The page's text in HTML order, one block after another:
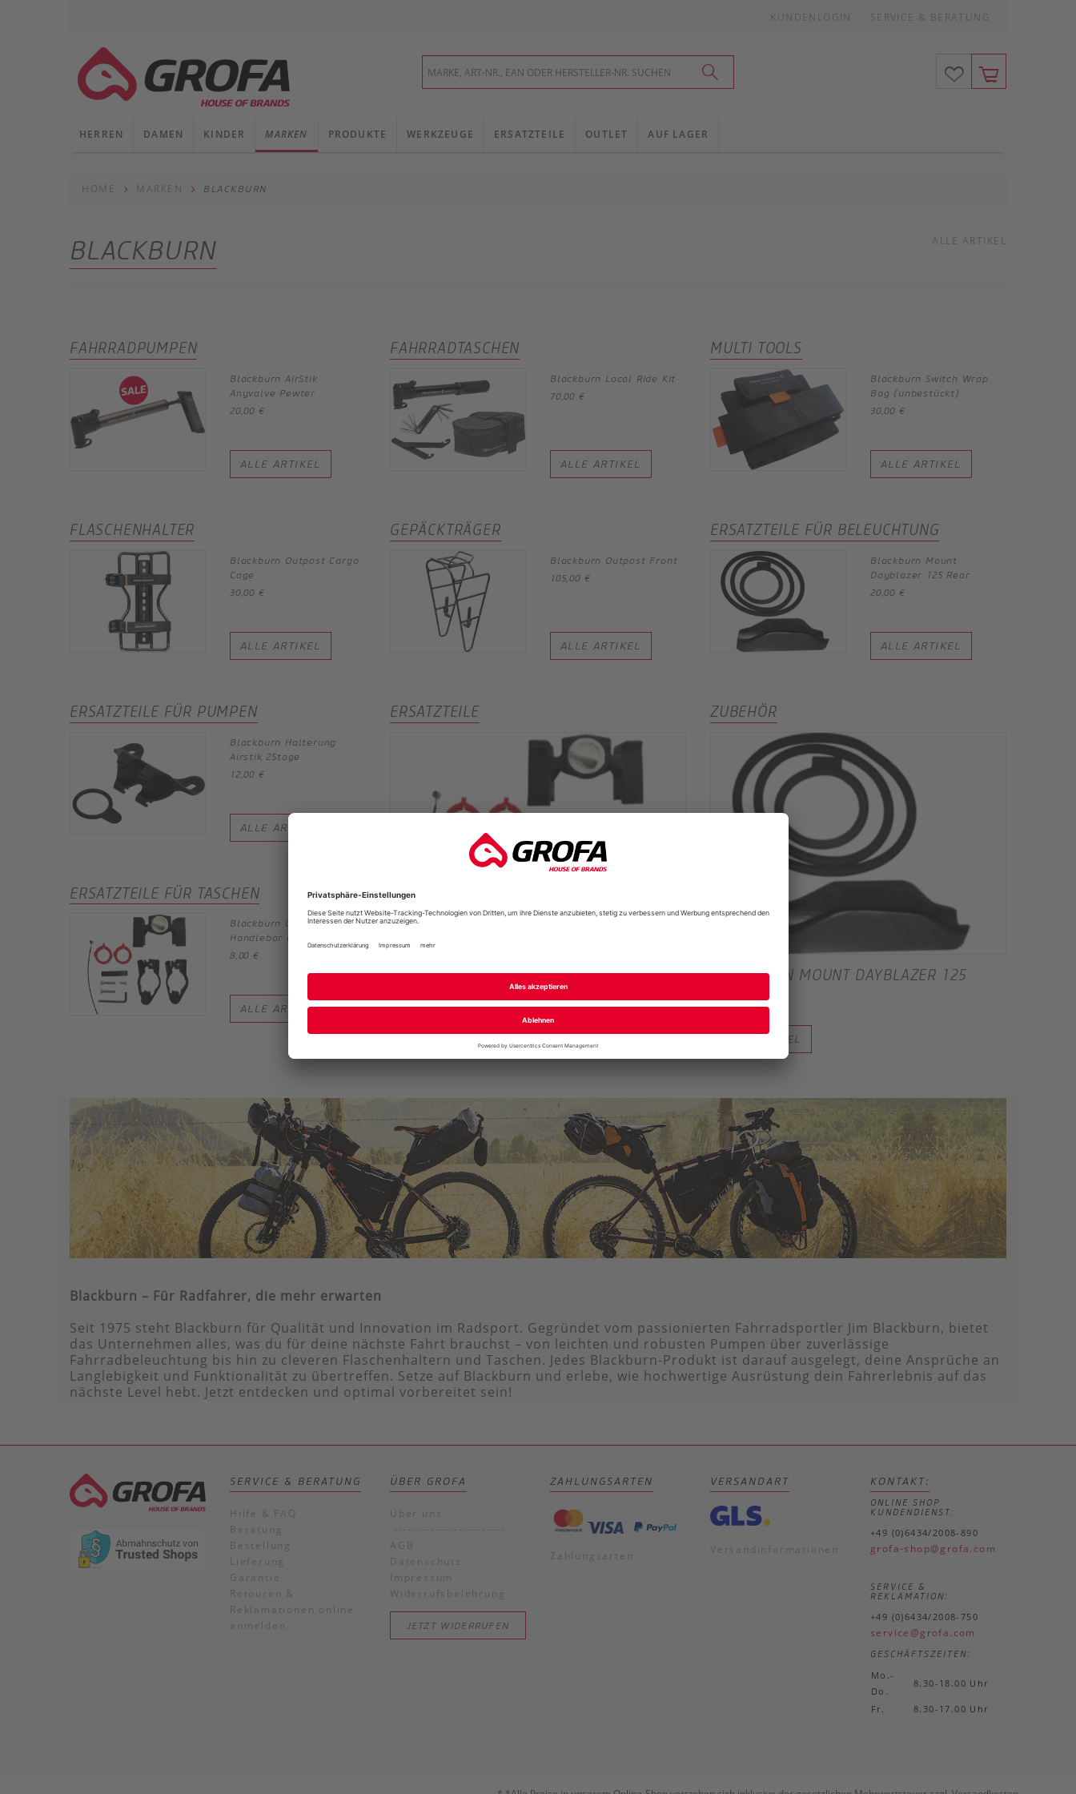
KUNDENLOGIN SERVICE & BERATUNG
HERREN DAMEN KINDER MARKEN PRODUKTE WERKZEUGE ERSATZTEILE OUTLET AUF LAGER
HOME MARKEN BLACKBURN
ALLE ARTIKEL
BLACKBURN
FAHRRADPUMPEN
Blackburn AirStik
Anyvalve Pewter
20,00 €
ALLE ARTIKEL
FLASCHENHALTER
Blackburn Outpost Cargo
Cage
30,00 €
ALLE ARTIKEL
FAHRRADTASCHEN
Blackburn Local Ride Kit
70,00 €
ALLE ARTIKEL
GEPÄCKTRÄGER
Blackburn Outpost Front
105,00 €
ALLE ARTIKEL
MULTI TOOLS
Blackburn Switch Wrap
Bag (unbestückt)
30,00 €
ALLE ARTIKEL
ERSATZTEILE FÜR BELEUCHTUNG
Blackburn Mount
Dayblazer 125 Rear
20,00 €
ALLE ARTIKEL
ERSATZTEILE FÜR PUMPEN
Blackburn Halterung
Airstik 2Stage
12,00 €
ALLE ARTIKEL
ERSATZTEILE FÜR TASCHEN
Blackburn Outpost
Handlebar Ersatzhalter
8,00 €
ALLE ARTIKEL
ERSATZTEILE
BLACKBURN OUTPOST HANDLEBAR
8,00 €
ZUBEHÖR
BLACKBURN MOUNT DAYBLAZER 125
20,00 €
ALLE ARTIKEL
Blackburn – Für Radfahrer, die mehr erwarten
Seit 1975 steht Blackburn für Qualität und Innovation im Radsport. Gegründet vom passionierten Fahrradsportler Jim Blackburn, bietet
das Unternehmen alles, was du für deine nächste Fahrt brauchst – von leichten und robusten Pumpen über zuverlässige
Fahrradbeleuchtung bis hin zu cleveren Flaschenhaltern und Taschen. Jedes Blackburn-Produkt ist darauf ausgelegt, deine Ansprüche an
Langlebigkeit und Funktionalität zu übertreffen. Setze auf Blackburn und erlebe, wie hochwertige Ausrüstung dein Fahrerlebnis auf das
nächste Level hebt. Jetzt entdecken und optimal vorbereitet sein!
SERVICE & BERATUNG
Hilfe & FAQ
Beratung
Bestellung
Lieferung
Garantie
Retouren &
Reklamationen online
anmelden
ÜBER GROFA
Über uns
------------------------
AGB
Datenschutz
Impressum
Widerrufsbelehrung
JETZT WIDERRUFEN
ZAHLUNGSARTEN
Zahlungsarten
VERSANDART
Versandinformationen
KONTAKT:
ONLINE SHOP
KUNDENDIENST:
+49 (0)6434/2008-890
grofa-shop@grofa.com
SERVICE &
REKLAMATION:
+49 (0)6434/2008-750
service@grofa.com
GESCHÄFTSZEITEN:
Mo.-
Do.
8.30-18.00 Uhr
Fr. 8.30-17.00 Uhr